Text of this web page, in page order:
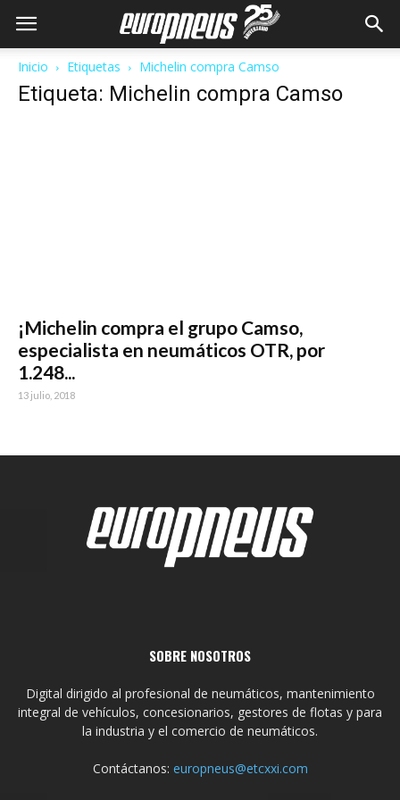
Inicio Etiquetas Michelin compra Camso
Etiqueta: Michelin compra Camso
¡Michelin compra el grupo Camso,
especialista en neumáticos OTR, por
1.248...
13 julio, 2018
SOBRE NOSOTROS
Digital dirigido al profesional de neumáticos, mantenimiento
integral de vehículos, concesionarios, gestores de flotas y para
la industria y el comercio de neumáticos.
Contáctanos: europneus@etcxxi.com